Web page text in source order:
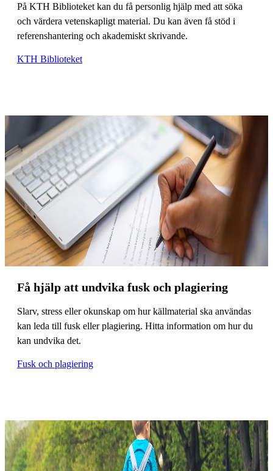
På KTH Biblioteket kan du få personlig hjälp med att söka
och värdera vetenskapligt material. Du kan även få stöd i
referenshantering och akademiskt skrivande.
KTH Biblioteket
Få hjälp att undvika fusk och plagiering
Slarv, stress eller okunskap om hur källmaterial ska användas
kan leda till fusk eller plagiering. Hitta information om hur du
kan undvika det.
Fusk och plagiering